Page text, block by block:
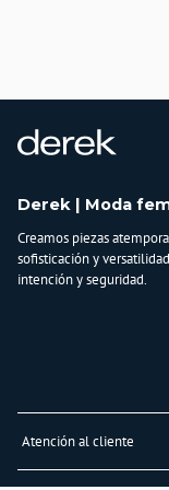
Lavar en maquina, no
Composición:
95 % POLIESTER -
5% SPANDEX
Derek | Moda
Creamos piezas
sofisticación y
intención y seguridad.
Atención al cliente